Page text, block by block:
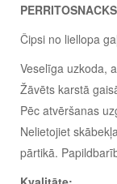
Čipsi no liellopa
Veselīga uzkoda,
Žāvēts karstā
Pēc atvēršanas
Nelietojiet
pārtikā.